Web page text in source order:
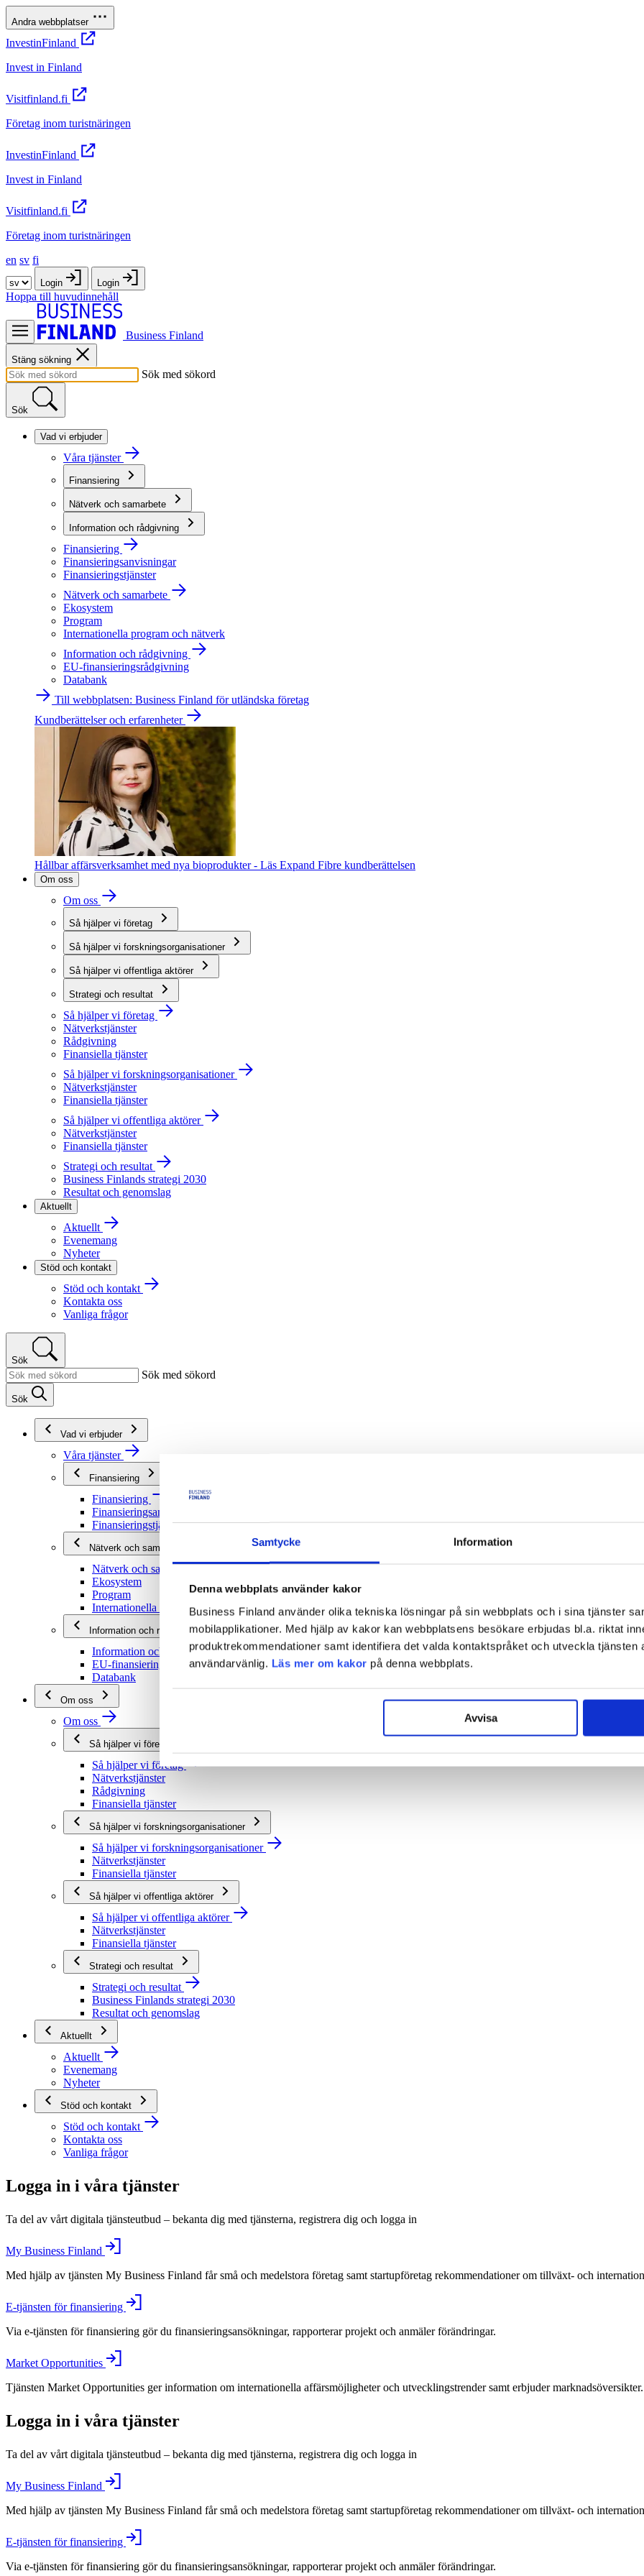
Samtycke Information
Denna webbplats använder kakor
Business Finland använder olika tekniska lösningar på sin webbplats och i sina tjänster
mobilapplikationer. Med hjälp av kakor kan webbplatsens besökare erbjudas bl.a. riktat
produktrekommendationer samt identifiera det valda kontaktspråket och utveckla tjänsten
användarvänlig. Läs mer om kakor på denna webbplats.
Avvisa
Andra webbplatser
InvestinFinland
Invest in Finland
Visitfinland.fi
Företag inom turistnäringen
InvestinFinland
Invest in Finland
Visitfinland.fi
Företag inom turistnäringen
en sv fi
Login Login
Hoppa till huvudinnehåll
Business Finland
Stäng sökning
Sök med sökord
Sök
Vad vi erbjuder
Våra tjänster
Finansiering
Nätverk och samarbete
Information och rådgivning
Finansiering
Finansieringsanvisningar
Finansieringstjänster
Nätverk och samarbete
Ekosystem
Program
Internationella program och nätverk
Information och rådgivning
EU-finansieringsrådgivning
Databank
Till webbplatsen: Business Finland för utländska företag
Kundberättelser och erfarenheter
Hållbar affärsverksamhet med nya bioprodukter - Läs Expand Fibre kundberättelsen
Om oss
Om oss
Så hjälper vi företag
Så hjälper vi forskningsorganisationer
Så hjälper vi offentliga aktörer
Strategi och resultat
Så hjälper vi företag
Nätverkstjänster
Rådgivning
Finansiella tjänster
Så hjälper vi forskningsorganisationer
Nätverkstjänster
Finansiella tjänster
Så hjälper vi offentliga aktörer
Nätverkstjänster
Finansiella tjänster
Strategi och resultat
Business Finlands strategi 2030
Resultat och genomslag
Aktuellt
Aktuellt
Evenemang
Nyheter
Stöd och kontakt
Stöd och kontakt
Kontakta oss
Vanliga frågor
Sök
Sök med sökord
Sök
Vad vi erbjuder
Våra tjänster
Finansiering
Finansiering
Finansieringsanvisningar
Finansieringstjänster
Nätverk och samarbete
Nätverk och samarbete
Ekosystem
Program
Internationella program och nätverk
Information och rådgivning
Information och rådgivning
EU-finansieringsrådgivning
Databank
Om oss
Om oss
Så hjälper vi företag
Så hjälper vi företag
Nätverkstjänster
Rådgivning
Finansiella tjänster
Så hjälper vi forskningsorganisationer
Så hjälper vi forskningsorganisationer
Nätverkstjänster
Finansiella tjänster
Så hjälper vi offentliga aktörer
Så hjälper vi offentliga aktörer
Nätverkstjänster
Finansiella tjänster
Strategi och resultat
Strategi och resultat
Business Finlands strategi 2030
Resultat och genomslag
Aktuellt
Aktuellt
Evenemang
Nyheter
Stöd och kontakt
Stöd och kontakt
Kontakta oss
Vanliga frågor
Logga in i våra tjänster
Ta del av vårt digitala tjänsteutbud – bekanta dig med tjänsterna, registrera dig och logga in
My Business Finland
Med hjälp av tjänsten My Business Finland får små och medelstora företag samt startupföretag rekommendationer om tillväxt- och
E-tjänsten för finansiering
Via e-tjänsten för finansiering gör du finansieringsansökningar, rapporterar projekt och anmäler förändringar.
Market Opportunities
Tjänsten Market Opportunities ger information om internationella affärsmöjligheter och utvecklingstrender samt erbjuder marknadsöversikter.
Logga in i våra tjänster
Ta del av vårt digitala tjänsteutbud – bekanta dig med tjänsterna, registrera dig och logga in
My Business Finland
Med hjälp av tjänsten My Business Finland får små och medelstora företag samt startupföretag rekommendationer om tillväxt- och
E-tjänsten för finansiering
Via e-tjänsten för finansiering gör du finansieringsansökningar, rapporterar projekt och anmäler förändringar.